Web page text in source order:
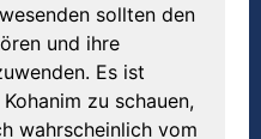
sollten den
und ihre
Es ist
zu schauen,
wahrscheinlich vom